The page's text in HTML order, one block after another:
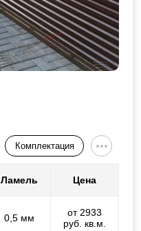
Комплектация
Ламель Цена
0,5 мм
от 2933
руб. кв.м.